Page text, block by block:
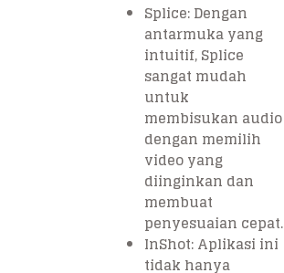
Splice: Dengan
antarmuka yang
intuitif, Splice
sangat mudah
untuk
membisukan audio
dengan memilih
video yang
diinginkan dan
membuat
penyesuaian cepat.
InShot: Aplikasi ini
tidak hanya